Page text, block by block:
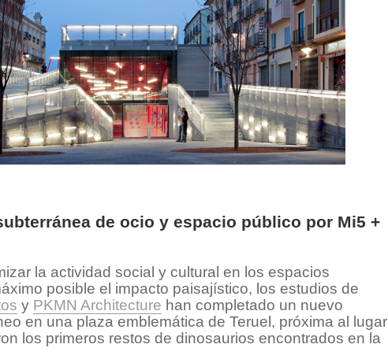
de ocio y espacio público por Mi5 +
la actividad social y cultural en los espacios
posible el impacto paisajístico, los estudios de
y PKMN Architecture han completado un nuevo
en una plaza emblemática de Teruel, próxima al lugar
los primeros restos de dinosaurios encontrados en la